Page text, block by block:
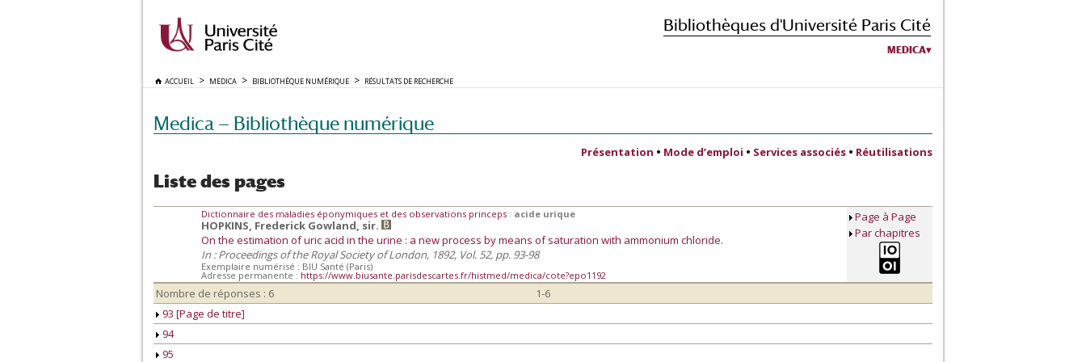
Bibliothèques d'Université Paris Cité
MEDICA
ACCUEIL MEDICA BIBLIOTHÈQUE NUMÉRIQUE RÉSULTATS DE RECHERCHE
Medica — Bibliothèque numérique
Présentation • Mode d’emploi • Services associés • Réutilisations
Liste des pages
Dictionnaire des maladies éponymiques et des observations princeps : acide urique
HOPKINS, Frederick Gowland, sir.
On the estimation of uric acid in the urine : a new process by means of saturation with ammonium chloride.
In : Proceedings of the Royal Society of London, 1892, Vol. 52, pp. 93-98
Exemplaire numérisé : BIU Santé (Paris)
Adresse permanente : https://www.biusante.parisdescartes.fr/histmed/medica/cote?epo1192
Page à Page
Par chapitres
Nombre de réponses : 6
1-6
93 [Page de titre]
94
95